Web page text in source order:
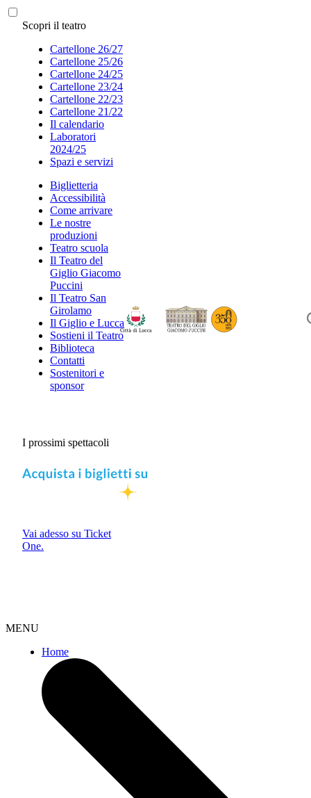
Scopri il teatro
Cartellone 26/27
Cartellone 25/26
Cartellone 24/25
Cartellone 23/24
Cartellone 22/23
Cartellone 21/22
Il calendario
Laboratori
2024/25
Spazi e servizi
Biglietteria
Accessibilità
Come arrivare
Le nostre
produzioni
Teatro scuola
Il Teatro del
Giglio Giacomo
Puccini
Il Teatro San
Girolamo
Il Giglio e Lucca
Sostieni il Teatro
Biblioteca
Contatti
Sostenitori e
sponsor
I prossimi spettacoli
Vai adesso su Ticket
One.
MENU
Home